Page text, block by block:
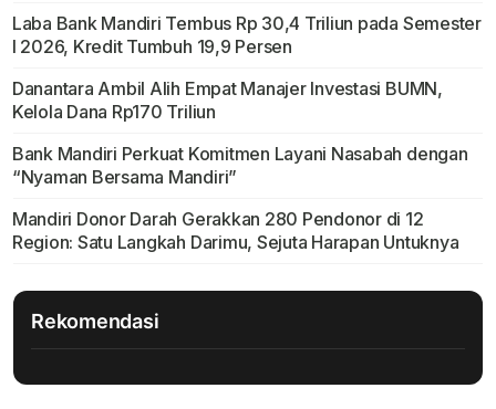
Laba Bank Mandiri Tembus Rp 30,4 Triliun pada Semester
I 2026, Kredit Tumbuh 19,9 Persen
Danantara Ambil Alih Empat Manajer Investasi BUMN,
Kelola Dana Rp170 Triliun
Bank Mandiri Perkuat Komitmen Layani Nasabah dengan
“Nyaman Bersama Mandiri”
Mandiri Donor Darah Gerakkan 280 Pendonor di 12
Region: Satu Langkah Darimu, Sejuta Harapan Untuknya
Rekomendasi